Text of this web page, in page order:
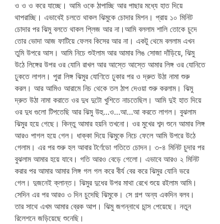
ও ও ও করে যাচ্ছে। আমি ওকে ঠাপাচ্ছি আর পাছার মধ্যে হাত দিয়ে
থাপরাচ্ছি। এভাবেই চলতে থাকল ঝিমুকে চোদার মিশন। প্রায় ১০ মিনিট
চোদার পর ঝিমু বলতে থাকল প্লিজ আর না।আমি বললাম শালি তোকে চুদে
তোর ভোদা আজ ফাটিয়ে ফেলব কিসের আর না। একটু থেমে বললাম এখন
তুমি উপরে আস। আমি নিচে শুইলাম আর আমার লিঙ সোজা দাঁড়িয়ে, ঝিমু
উঠে লিঙ্গের উপর ওর যোনি রাখল আর আস্তে আস্তে আমার লিঙ্গ ওর যোনিতে
ঢুকতে লাগল। পুরা লিঙ্গ ঝিমুর যোণিতে ঢুকার পর ও দ্রুত উঠা নামা শুরু
করল। আর আমিও আরামে নিচ থেকে তল ঠাপ দেওয়া শুরু করলাম। ঝিমু
দ্রুত উঠা নামা করাতে ওর দুধ দুটো খুশিতে নাচতেছিল। আমি দুই হাত দিয়ে
ওর দুধ গুলো টিপতেছি আর ঝিমু উহু…ও…আ…আ করতে লাগল। বুঝলাম
ঝিমুর হয়ে গেছে। কিন্তু আমার হয়নি তখনো। ওর মুখের শব্দ শুনে আমার লিঙ্গ
আরও পাগল হয়ে গেল। ধাক্কা দিয়ে ঝিমুকে নিচে ফেলে আমি উপরে উঠে
গেলাম। এর পর শুরু হল আবার টর্ণেডো গতিতে চোদন। ৩-৪ মিনিট চুদার পর
বুঝলাম আমার হয়ে যাবে। গতি আরও বেড়ে গেলো। এভাবে আরও ২ মিনিট
করার পর আমার আমার লিঙ্গ গল গল করে বীর্য বের করে ঝিমুর যোনি ভরে
গেল। দুজনেই ক্লান্ত। ঝিমুর দুধের উপর মাথা রেখে শুয়ে রইলাম আমি।
সেদিন এর পর আরও ৩ দিন চুদেছি ঝিমুকে। সে গল্প অন্য একদিন বলব।
তার সাথে এখম আমার ব্রেক আপ। ঝিমু জগন্নাথে চান্স পেয়েছে। নতুন
রিলেশনে জড়িয়েছে শুনেছি।